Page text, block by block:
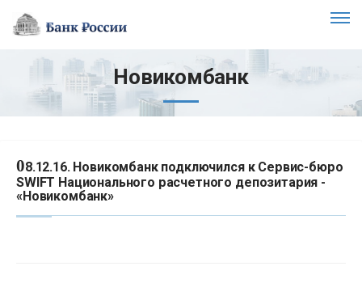
Новикомбанк
08.12.16. Новикомбанк подключился к Сервис-бюро
SWIFT Национального расчетного депозитария -
«Новикомбанк»